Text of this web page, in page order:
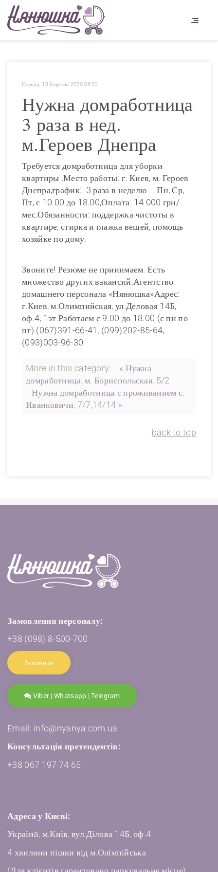
Середа, 18 березня 2020 08:25
Нужна домработница
3 раза в нед.
м.Героев Днепра
Требуется домработница для уборки
квартиры .Место работы: г. Киев, м. Героев
Днепра,график: 3 раза в неделю – Пн, Ср,
Пт, с 10.00 до 18.00,Оплата: 14 000 грн/
мес.Обязанности: поддержка чистоты в
квартире, стирка и глажка вещей, помощь
хозяйке по дому.
Звоните! Резюме не принимаем. Есть
множество других вакансий.Агентство
домашнего персонала «Нянюшка»Адрес:
г.Киев, м.Олимпийская, ул.Деловая 14Б,
оф.4, 1эт.Работаем с 9.00 до 18.00 (с пн по
пт).(067)391-66-41, (099)202-85-64,
(093)003-96-30
More in this category:
« Нужна
домработница, м. Бориспольская, 5/2
Нужна домработница с проживанием с.
Иванковичи, 7/7,14/14 »
back to top
Замовлення персоналу:
+38 (098) 8-500-700
Замовити
Viber | Whatsapp | Telegram
Email: info@nyanya.com.ua
Консультація претендентів:
+38 067 197 74 65
Адреса у Києві:
Українa, м.Київ, вул.Ділова 14Б, оф.4
4 хвилини пішки від м.Олімпійська